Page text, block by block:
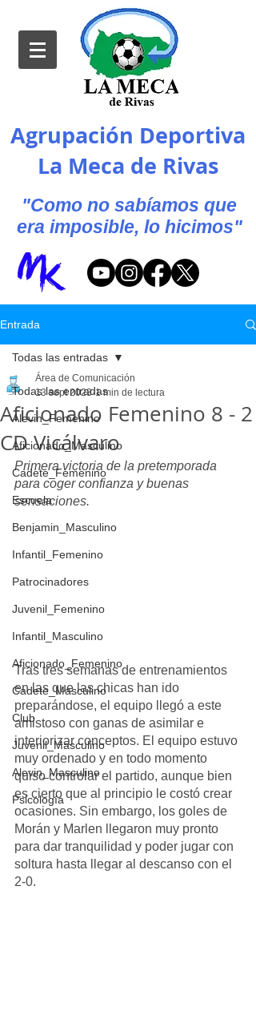
Agrupación Deportiva
La Meca de Rivas
"Como no sabíamos que
era imposible, lo hicimos"
Entrada
Todas las entradas
Alevin_Femenino
Aficionado_Masculino
Cadete_Femenino
Escuela
Benjamin_Masculino
Infantil_Femenino
Patrocinadores
Juvenil_Femenino
Infantil_Masculino
Aficionado_Femenino
Cadete_Masculino
Club
Juvenil_Masculino
Alevin_Masculino
Psicología
Todas las entradas
Aficionado Femenino 8 - 2
CD Vicálvaro
Área de Comunicación
13 sept 2023 1 min de lectura
Primera victoria de la pretemporada
para coger confianza y buenas
sensaciones.
Tras tres semanas de entrenamientos
en las que las chicas han ido
preparándose, el equipo llegó a este
amistoso con ganas de asimilar e
interiorizar conceptos. El equipo estuvo
muy ordenado y en todo momento
quiso controlar el partido, aunque bien
es cierto que al principio le costó crear
ocasiones. Sin embargo, los goles de
Morán y Marlen llegaron muy pronto
para dar tranquilidad y poder jugar con
soltura hasta llegar al descanso con el
2-0.